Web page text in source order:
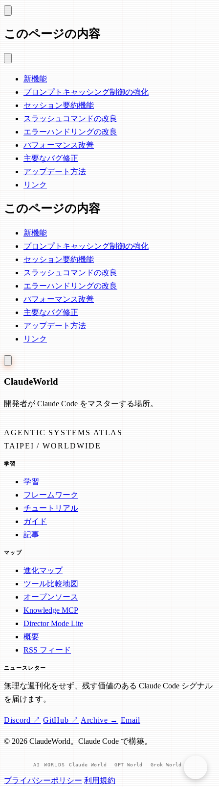
このページの内容
新機能
プロンプトキャッシング制御の強化
セッション要約機能
スラッシュコマンドの改良
エラーハンドリングの改良
パフォーマンス改善
主要なバグ修正
アップデート方法
リンク
このページの内容
新機能
プロンプトキャッシング制御の強化
セッション要約機能
スラッシュコマンドの改良
エラーハンドリングの改良
パフォーマンス改善
主要なバグ修正
アップデート方法
リンク
ClaudeWorld
開発者が Claude Code をマスターする場所。
AGENTIC SYSTEMS ATLAS
TAIPEI / WORLDWIDE
学習
学習
フレームワーク
チュートリアル
ガイド
記事
マップ
進化マップ
ツール比較地図
オープンソース
Knowledge MCP
Director Mode Lite
概要
RSS フィード
ニュースレター
無理な週刊化をせず、残す価値のある Claude Code シグナル
を届けます。
Discord ↗ GitHub ↗ Archive → Email
© 2026 ClaudeWorld。Claude Code で構築。
AI WORLDS Claude World GPT World Grok World
プライバシーポリシー 利用規約